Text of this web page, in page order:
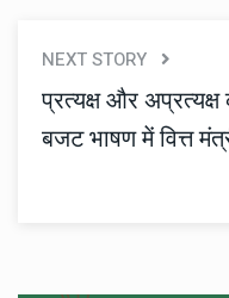
NEXT STORY
प्रत्यक्ष और
बजट भाषण में वित्त